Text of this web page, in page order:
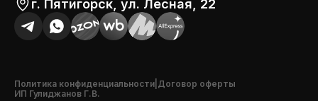
г. Пятигорск, ул. Лесная, 22
Политика конфиденциальности Договор оферты
ИП Гулиджанов Г.В.